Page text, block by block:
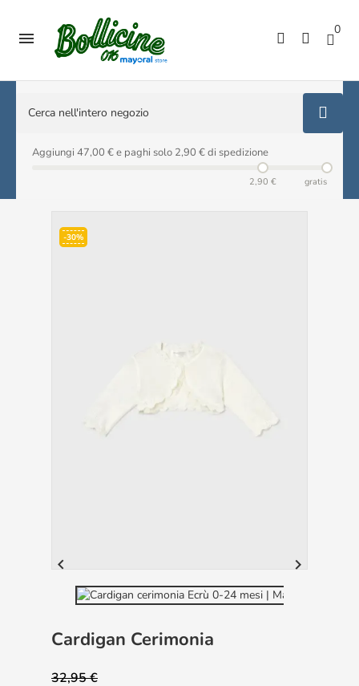
 0
Aggiungi 47,00 € e paghi solo 2,90 € di spedizione
2,90 € gratis
-30%
 
Cardigan Cerimonia
32,95 €